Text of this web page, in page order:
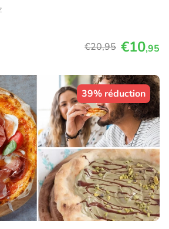
€20,95 €10,95
39% réduction